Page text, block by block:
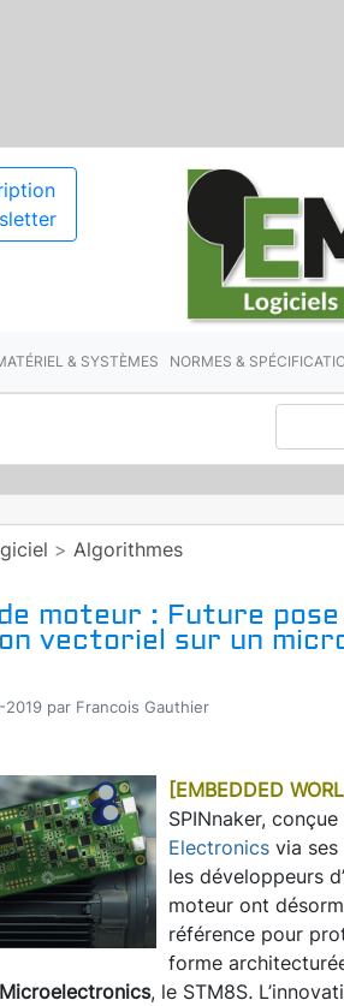
& SYSTÈMES NORMES &
> Algorithmes
moteur : Future
vectoriel sur un
par Francois Gauthier
[EMBEDDED
SPINnaker,
Electronics via
les développeurs
moteur ont
référence pour
forme
, le STM8S.